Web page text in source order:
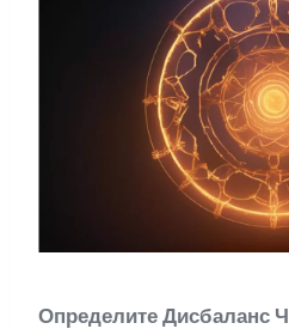
Определите Дисбаланс